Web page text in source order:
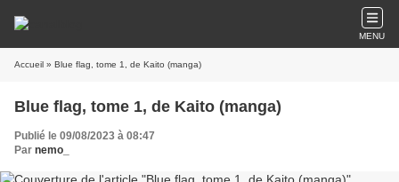
MENU
Accueil » Blue flag, tome 1, de Kaito (manga)
Blue flag, tome 1, de Kaito (manga)
Publié le 09/08/2023 à 08:47
Par nemo_